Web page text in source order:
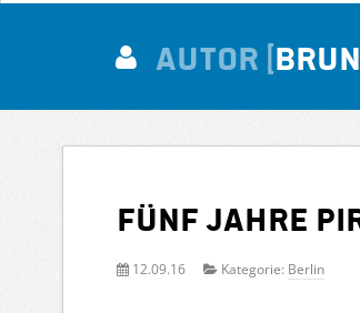
Autor
FÜNF Jahre
12.09.16 Kategorie: Berlin